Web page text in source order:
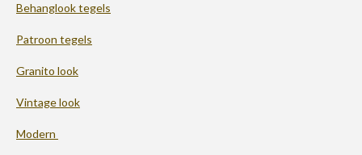
Behanglook tegels
Patroon tegels
Granito look
Vintage look
Modern